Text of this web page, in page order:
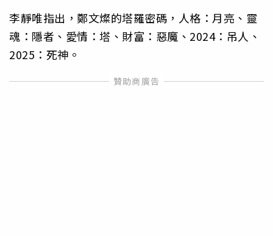
李靜唯指出，鄭文燦的塔羅密碼，人格：月亮、靈
魂：隱者、愛情：塔、財富：惡魔、2024：吊人、
2025：死神。